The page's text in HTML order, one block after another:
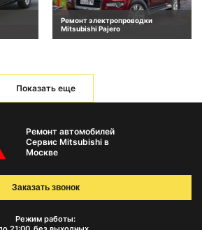
Ремонт электропроводки
Mitsubishi Pajero
Показать еще
Ремонт автомобилей
Сервис Mitsubishi в
Москве
Режим работы:
Заказать звонок